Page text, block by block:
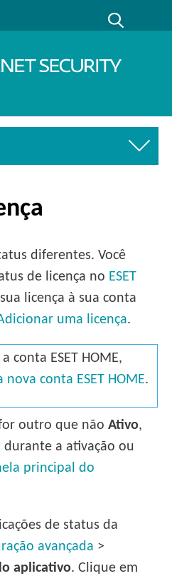
diferentes. Você
de licença no ESET
licença à sua conta
uma licença.
conta ESET HOME,
nova conta ESET HOME.
outro que nãoAtivo,
a ativação ou
principal do
de status da
avançada >
aplicativo. Clique em